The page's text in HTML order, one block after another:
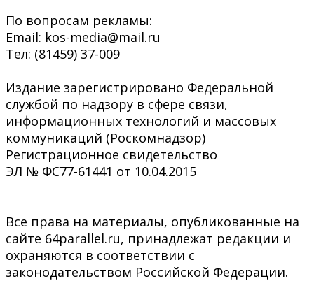
По вопросам рекламы:
Email: kos-media@mail.ru
Тел: (81459) 37-009
Издание зарегистрировано Федеральной
службой по надзору в сфере связи,
информационных технологий и массовых
коммуникаций (Роскомнадзор)
Регистрационное свидетельство
ЭЛ № ФС77-61441 от 10.04.2015
Все права на материалы, опубликованные на
сайте 64parallel.ru, принадлежат редакции и
охраняются в соответствии с
законодательством Российской Федерации.